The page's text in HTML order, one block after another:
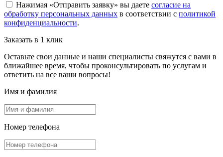
Нажимая «Отправить заявку» вы даете согласие на
обработку персональных данных в соответствии с политикой
конфиденциальности.
Заказать в 1 клик
Оставьте свои данные и наши специалисты свяжутся с вами в
ближайшее время, чтобы проконсультировать по услугам и
ответить на все ваши вопросы!
Имя и фамилия
Номер телефона